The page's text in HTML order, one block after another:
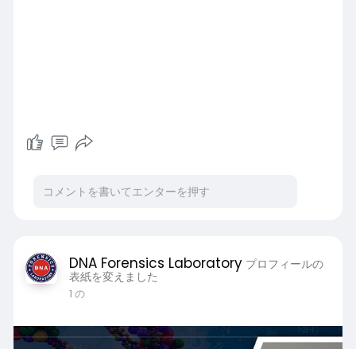
DNA Forensics Laboratory プロフィールの
表紙を変えました
1 の